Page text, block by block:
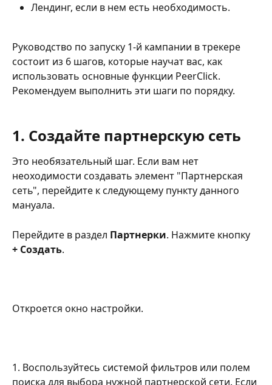
Лендинг, если в нем есть необходимость.
Руководство по запуску 1-й кампании в трекере
состоит из 6 шагов, которые научат вас, как
использовать основные функции PeerСlick.
Рекомендуем выполнить эти шаги по порядку.
1. Создайте партнерскую сеть
Это необязательный шаг. Если вам нет
неоходимости создавать элемент "Партнерская
сеть", перейдите к следующему пункту данного
мануала.
Перейдите в раздел Партнерки. Нажмите кнопку
+ Создать.
Откроется окно настройки.
1. Воспользуйтесь системой фильтров или полем
поиска для выбора нужной партнерской сети. Если